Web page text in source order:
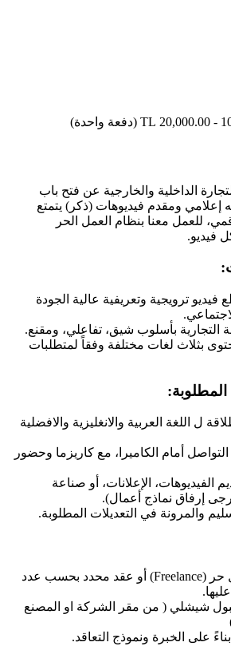
(دفعة واحدة)
الداخلية والخارجية عن فتح باب
إعلامي ومقدم فيديوهات (ذكر) يتمتع
للعمل معنا بنظام العمل الحر
ترويجية وتعريفية عالية الجودة
التجارية بأسلوب شيق، تفاعلي، ومقنع.
بثلاث لغات مختلفة وفقاً لمتطلبات
ل اللغة العربية والانغليزية والافضلية
أمام الكاميرا، مع كاريزما وحضور
الفيديوهات، الإعلانات، أو صناعة
إرفاق نماذج أعمال).
والمرونة في التعديلات المطلوبة.
طبيعة التعاقد: عمل حر (Freelance) أو عقد محدد بحسب عدد
شيشلي ( من مقر الشركة او المصنع
على الخبرة ونموذج التعاقد.